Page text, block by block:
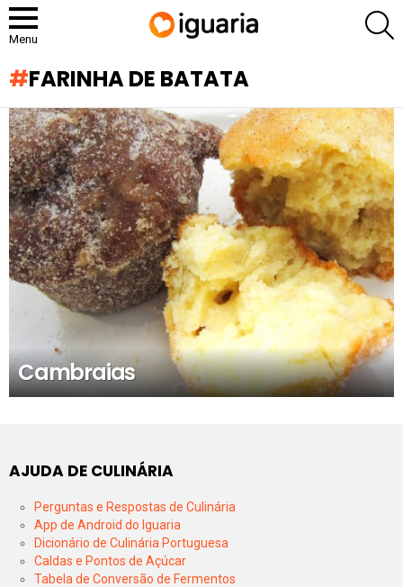
Menu
FARINHA DE BATATA
RECOMENDADOS
Cambraias
AJUDA DE CULINÁRIA
Perguntas e Respostas de Culinária
App de Android do Iguaria
Dicionário de Culinária Portuguesa
Caldas e Pontos de Açúcar
Tabela de Conversão de Fermentos